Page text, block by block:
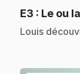
E3 : Le ou
.Louis